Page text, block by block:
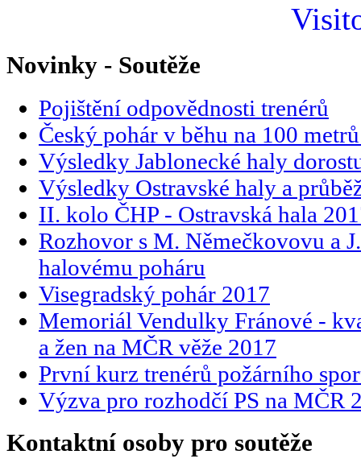
Novinky - Soutěže
Pojištění odpovědnosti trenérů
Český pohár v běhu na 100
Výsledky Jablonecké haly
Výsledky Ostravské haly a
II. kolo ČHP - Ostravská hala
Rozhovor s M. Němečkovovu a
halovému poháru
Visegradský pohár 2017
Memoriál Vendulky Fránové -
a žen na MČR věže 2017
První kurz trenérů požárního
Výzva pro rozhodčí PS na MČR
Kontaktní osoby pro soutěže